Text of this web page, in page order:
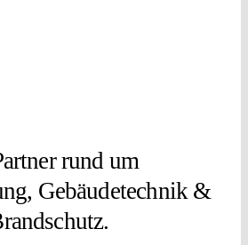
rund um
Gebäudetechnik &